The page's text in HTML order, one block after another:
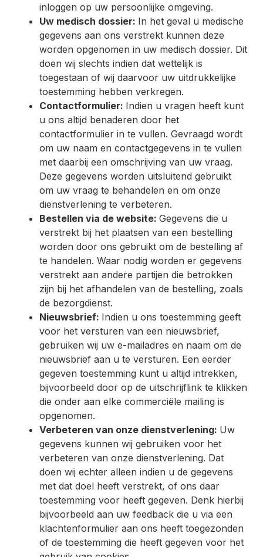
inloggen op uw persoonlijke omgeving.
Uw medisch dossier: In het geval u medische
gegevens aan ons verstrekt kunnen deze
worden opgenomen in uw medisch dossier. Dit
doen wij slechts indien dat wettelijk is
toegestaan of wij daarvoor uw uitdrukkelijke
toestemming hebben verkregen.
Contactformulier: Indien u vragen heeft kunt
u ons altijd benaderen door het
contactformulier in te vullen. Gevraagd wordt
om uw naam en contactgegevens in te vullen
met daarbij een omschrijving van uw vraag.
Deze gegevens worden uitsluitend gebruikt
om uw vraag te behandelen en om onze
dienstverlening te verbeteren.
Bestellen via de website: Gegevens die u
verstrekt bij het plaatsen van een bestelling
worden door ons gebruikt om de bestelling af
te handelen. Waar nodig worden er gegevens
verstrekt aan andere partijen die betrokken
zijn bij het afhandelen van de bestelling, zoals
de bezorgdienst.
Nieuwsbrief: Indien u ons toestemming geeft
voor het versturen van een nieuwsbrief,
gebruiken wij uw e-mailadres en naam om de
nieuwsbrief aan u te versturen. Een eerder
gegeven toestemming kunt u altijd intrekken,
bijvoorbeeld door op de uitschrijflink te klikken
die onder aan elke commerciële mailing is
opgenomen.
Verbeteren van onze dienstverlening: Uw
gegevens kunnen wij gebruiken voor het
verbeteren van onze dienstverlening. Dat
doen wij echter alleen indien u de gegevens
met dat doel heeft verstrekt, of ons daar
toestemming voor heeft gegeven. Denk hierbij
bijvoorbeeld aan uw feedback die u via een
klachtenformulier aan ons heeft toegezonden
of de toestemming die heeft gegeven voor het